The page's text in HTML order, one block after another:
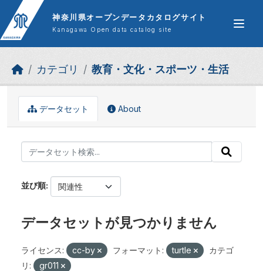
Skip to main content
神奈川県オープンデータカタログサイト
Kanagawa Open data catalog site
カテゴリ 教育・文化・スポーツ・生活
データセット About
並び順
データセットが見つかりません
ライセンス: cc-by フォーマット: turtle
カテゴ
リ:
gr011